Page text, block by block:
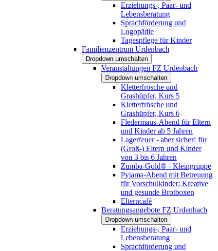
Erziehungs-, Paar- und
Lebensberatung
Sprachförderung und
Logopädie
Tagespflege für Kinder
Familienzentrum Urdenbach
Dropdown umschalten
Veranstaltungen FZ Urdenbach
Dropdown umschalten
Kletterfrösche und
Grashüpfer, Kurs 5
Kletterfrösche und
Grashüpfer, Kurs 6
Fledermaus-Abend für Eltern
und Kinder ab 5 Jahren
Lagerfeuer - aber sicher! für
(Groß-) Eltern und Kinder
von 3 bis 6 Jahren
Zumba-Gold® - Kleingruppe
Pyjama-Abend mit Betreuung
für Vorschulkinder: Kreative
und gesunde Brotboxen
Elterncafé
Beratungsangebote FZ Urdenbach
Dropdown umschalten
Erziehungs-, Paar- und
Lebensberatung
Sprachförderung und